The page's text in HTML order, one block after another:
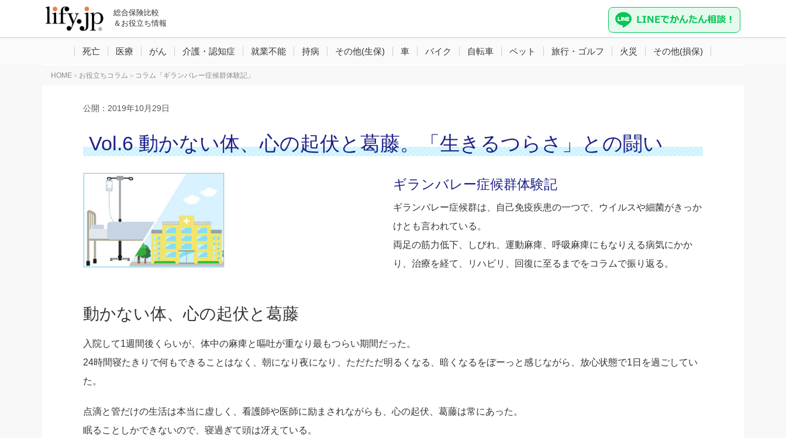
総合保険比較
＆お役立ち情報
死亡 医療 がん 介護・認知症 就業不能 持病 その他(生保) 車 バイク 自転車 ペット 旅行・ゴルフ 火災 その他(損保)
HOME > お役立ちコラム > コラム「ギランバレー症候群体験記」
公開： 2019年10月29日
Vol.6 動かない体、心の起伏と葛藤。「生きるつらさ」との闘い
ギランバレー症候群体験記
ギランバレー症候群は、自己免疫疾患の一つで、ウイルスや細菌がきっか
けとも言われている。
両足の筋力低下、しびれ、運動麻痺、呼吸麻痺にもなりえる病気にかか
り、治療を経て、リハビリ、回復に至るまでをコラムで振り返る。
動かない体、心の起伏と葛藤
入院して1週間後くらいが、体中の麻痺と嘔吐が重なり最もつらい期間だった。
24時間寝たきりで何もできることはなく、朝になり夜になり、ただただ明るくなる、暗くなるをぼーっと感じながら、放心状態で1日を過ごしてい
た。
点滴と管だけの生活は本当に虚しく、看護師や医師に励まされながらも、心の起伏、葛藤は常にあった。
眠ることしかできないので、寝過ぎて頭は冴えている。